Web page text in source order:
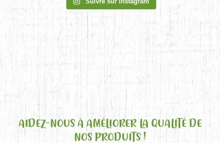
AIDEZ-NOUS À AMÉLIORER LA QUALITÉ DE
NOS PRODUITS !